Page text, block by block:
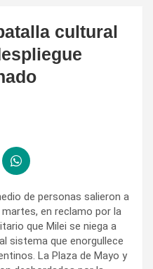
cultural
de personas salieron a
en reclamo por la
que Milei se niega a
sistema que enorgullece
La Plaza de Mayo y